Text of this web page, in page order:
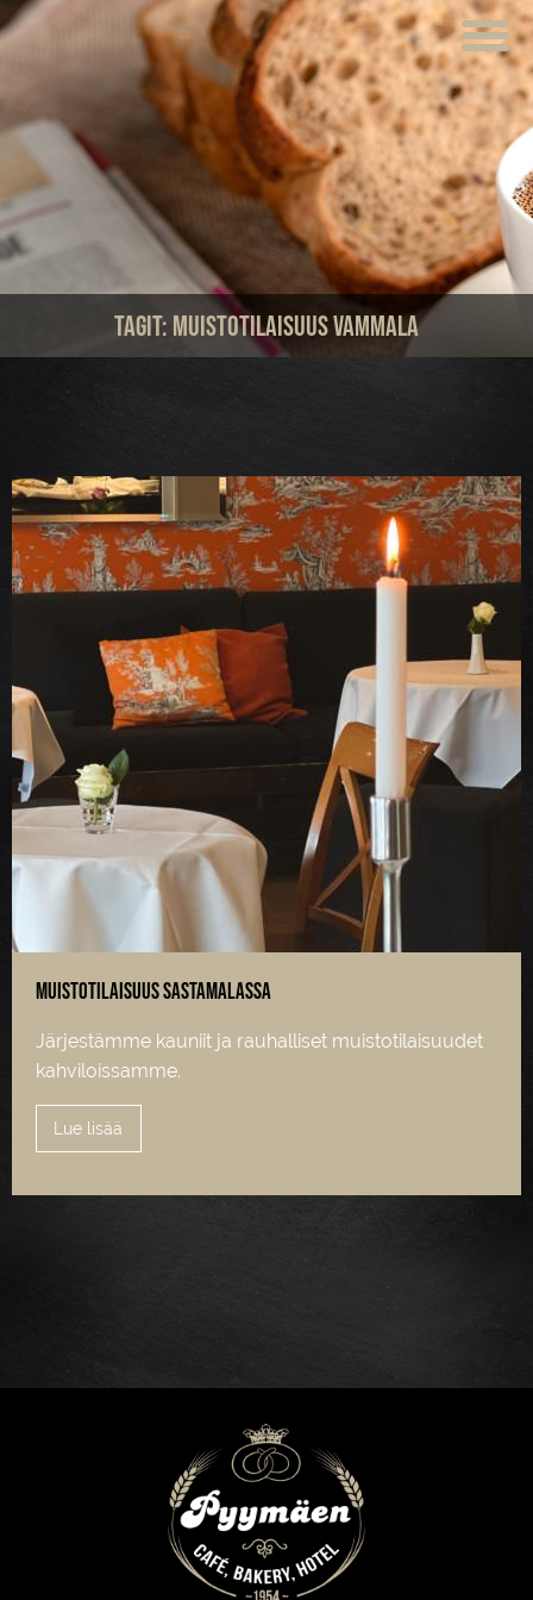
ETUSIVU
VERKKOKAUPPA
KAHVILAT
LOUNAS
MEISTÄ
TUOTTEET
HOTELLI
Tagit: muistotilaisuus vammala
Muistotilaisuus Sastamalassa
Järjestämme kauniit ja rauhalliset muistotilaisuudet
kahviloissamme.
Lue lisää